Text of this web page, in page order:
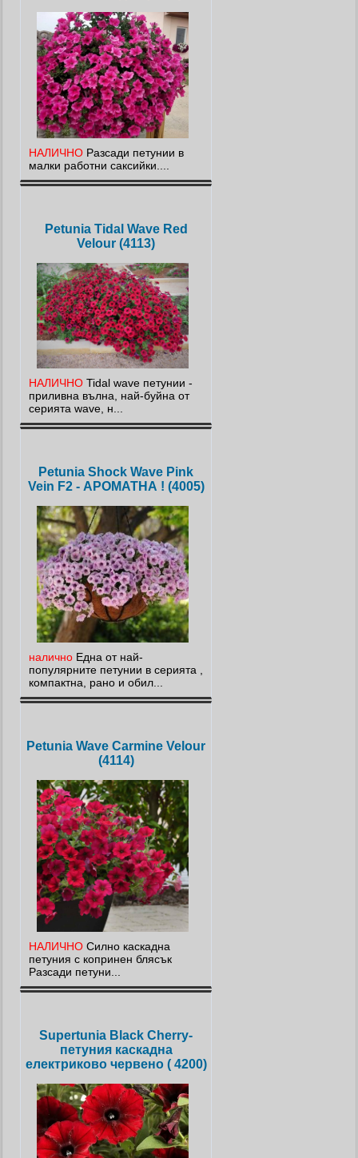
НАЛИЧНО Разсади петунии в
малки работни саксийки....
Petunia Tidal Wave Red
Velour (4113)
НАЛИЧНО Tidal wave петунии -
приливна вълна, най-буйна от
серията wave, н...
Petunia Shock Wave Pink
Vein F2 - АРОМАТНА ! (4005)
налично Една от най-
популярните петунии в серията ,
компактна, рано и обил...
Petunia Wave Carmine Velour
(4114)
НАЛИЧНО Силно каскадна
петуния с копринен блясък
Разсади петуни...
Supertuniа Blаck Cherry-
петуния каскадна
електриково червено ( 4200)